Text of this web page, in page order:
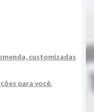
customizadas
para você.